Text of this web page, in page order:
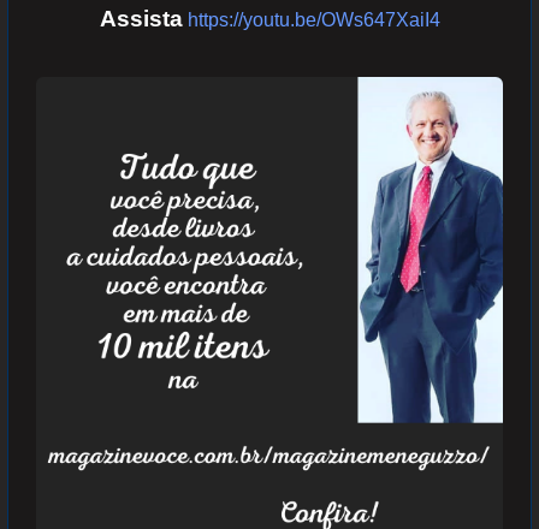
Assista https://youtu.be/OWs647XaiI4